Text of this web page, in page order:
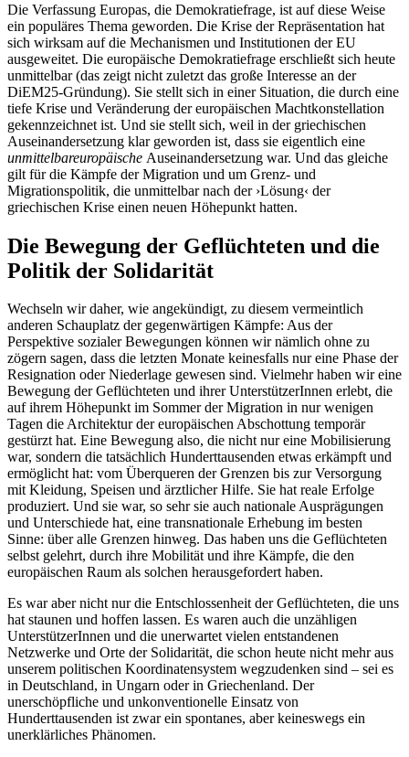
Die Verfassung Europas, die Demokratiefrage, ist auf diese Weise
ein populäres Thema geworden. Die Krise der Repräsentation hat
sich wirksam auf die Mechanismen und Institutionen der EU
ausgeweitet. Die europäische Demokratiefrage erschließt sich heute
unmittelbar (das zeigt nicht zuletzt das große Interesse an der
DiEM25-Gründung). Sie stellt sich in einer Situation, die durch eine
tiefe Krise und Veränderung der europäischen Machtkonstellation
gekennzeichnet ist. Und sie stellt sich, weil in der griechischen
Auseinandersetzung klar geworden ist, dass sie eigentlich eine
unmittelbareuropäische Auseinandersetzung war. Und das gleiche
gilt für die Kämpfe der Migration und um Grenz- und
Migrationspolitik, die unmittelbar nach der ›Lösung‹ der
griechischen Krise einen neuen Höhepunkt hatten.
Die Bewegung der Geflüchteten und die
Politik der Solidarität
Wechseln wir daher, wie angekündigt, zu diesem vermeintlich
anderen Schauplatz der gegenwärtigen Kämpfe: Aus der
Perspektive sozialer Bewegungen können wir nämlich ohne zu
zögern sagen, dass die letzten Monate keinesfalls nur eine Phase der
Resignation oder Niederlage gewesen sind. Vielmehr haben wir eine
Bewegung der Geflüchteten und ihrer UnterstützerInnen erlebt, die
auf ihrem Höhepunkt im Sommer der Migration in nur wenigen
Tagen die Architektur der europäischen Abschottung temporär
gestürzt hat. Eine Bewegung also, die nicht nur eine Mobilisierung
war, sondern die tatsächlich Hunderttausenden etwas erkämpft und
ermöglicht hat: vom Überqueren der Grenzen bis zur Versorgung
mit Kleidung, Speisen und ärztlicher Hilfe. Sie hat reale Erfolge
produziert. Und sie war, so sehr sie auch nationale Ausprägungen
und Unterschiede hat, eine transnationale Erhebung im besten
Sinne: über alle Grenzen hinweg. Das haben uns die Geflüchteten
selbst gelehrt, durch ihre Mobilität und ihre Kämpfe, die den
europäischen Raum als solchen herausgefordert haben.
Es war aber nicht nur die Entschlossenheit der Geflüchteten, die uns
hat staunen und hoffen lassen. Es waren auch die unzähligen
UnterstützerInnen und die unerwartet vielen entstandenen
Netzwerke und Orte der Solidarität, die schon heute nicht mehr aus
unserem politischen Koordinatensystem wegzudenken sind – sei es
in Deutschland, in Ungarn oder in Griechenland. Der
unerschöpfliche und unkonventionelle Einsatz von
Hunderttausenden ist zwar ein spontanes, aber keineswegs ein
unerklärliches Phänomen.